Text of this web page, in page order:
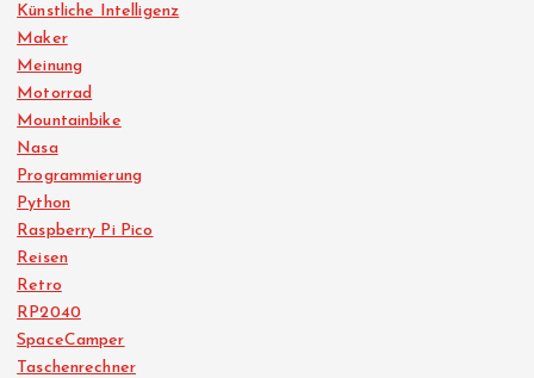
Künstliche Intelligenz
Maker
Meinung
Motorrad
Mountainbike
Nasa
Programmierung
Python
Raspberry Pi Pico
Reisen
Retro
RP2040
SpaceCamper
Taschenrechner